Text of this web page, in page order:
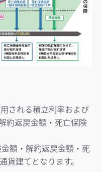
される積立利率および
約返戻金額・死亡保険
額・解約返戻⾦額・死
貨建てとなります。